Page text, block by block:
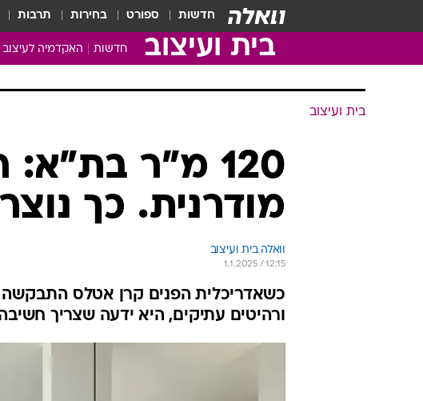
חדשות ספורט בחירות תרבות
בית ועיצוב חדשות האקדמיה לעיצוב
בית ועיצוב
120 מ"ר
מודרנית. כך
וואלה בית ועיצוב
1.1.2025 / 12:15
כשאדריכלית הפנים קרן אטלס
ורהיטים עתיקים, היא ידעה שצריך